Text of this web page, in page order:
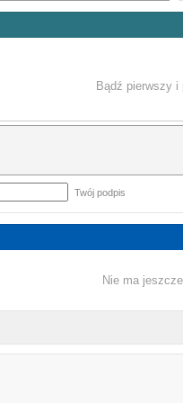
Bądź pierwszy i
Twój podpis
Nie ma